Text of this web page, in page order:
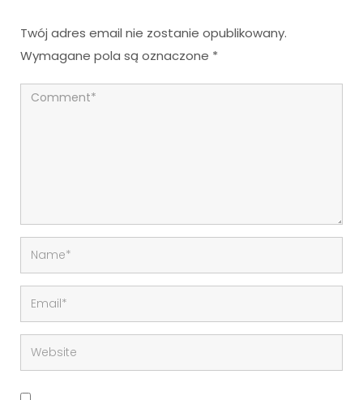
Twój adres email nie zostanie opublikowany.
Wymagane pola są oznaczone *